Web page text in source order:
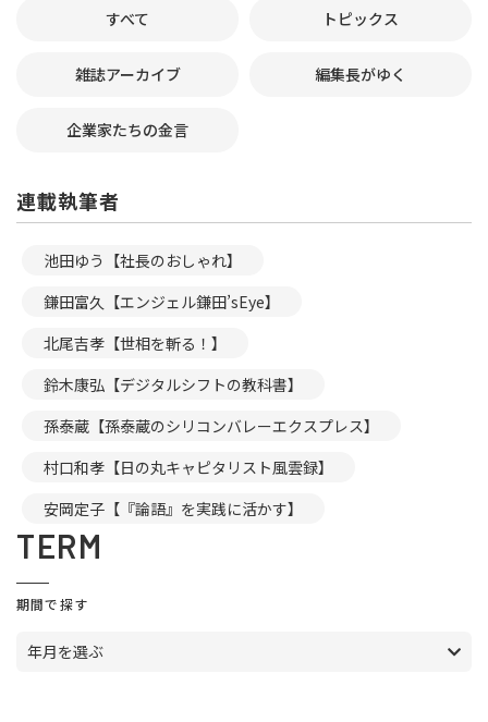
すべて トピックス
雑誌アーカイブ 編集長がゆく
企業家たちの金言
連載執筆者
池田ゆう【社長のおしゃれ】
鎌田富久【エンジェル鎌田’sEye】
北尾吉孝【世相を斬る！】
鈴木康弘【デジタルシフトの教科書】
孫泰蔵【孫泰蔵のシリコンバレーエクスプレス】
村口和孝【日の丸キャピタリスト風雲録】
安岡定子【『論語』を実践に活かす】
TERM
期間で探す
年月を選ぶ